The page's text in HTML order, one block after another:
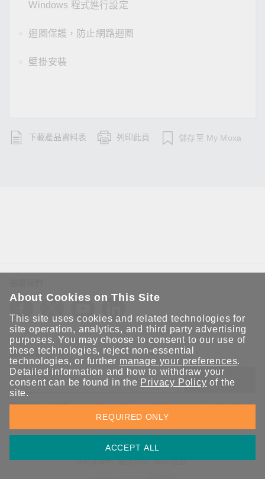
Windows 程式進行設定
迴圈保護，防止網路迴圈
壁掛安裝
下載產品資料表 列印此頁 儲存至 My Moxa
保持聯繫
送出
立即訂閱以獲得 Moxa 解決方案的最新消息。Moxa 非常重視您的
隱私權，我們絕不會將您的電子郵件提供給任何人。
隱私權聲明 使用條款 網站地圖
© 2026 Moxa Inc. 版權所有
About Cookies on This Site
This site uses cookies and related technologies for
site operation, analytics, and third party advertising
purposes. You may choose to consent to our use of
these technologies, reject non-essential
technologies, or further manage your preferences.
Detailed information and how to withdraw your
consent can be found in the Privacy Policy of the
site.
ACCEPT ALL
REQUIRED ONLY